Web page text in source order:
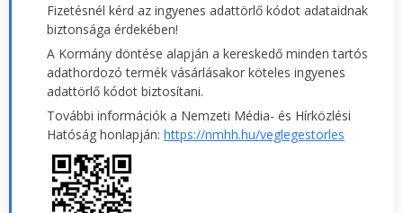
Fizetésnél kérd az ingyenes adattörlő kódot adataidnak
biztonsága érdekében!
A Kormány döntése alapján a kereskedő minden tartós
adathordozó termék vásárlásakor köteles ingyenes
adattörlő kódot biztosítani.
További információk a Nemzeti Média- és Hírközlési
Hatóság honlapján: https://nmhh.hu/veglegestorles